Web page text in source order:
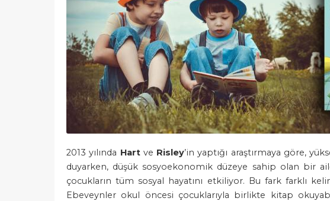
2013 yılında Hartve Risley’in yaptığı araştırmaya göre,
duyarken, düşük sosyoekonomik düzeye sahip olan bir
çocukların tüm sosyal hayatını etkiliyor. Bu fark farklı
Ebeveynler okul öncesi çocuklarıyla birlikte kitap